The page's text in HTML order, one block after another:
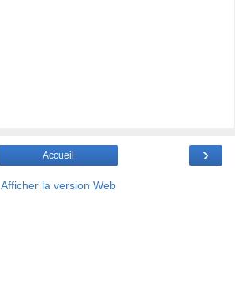
›
Accueil
Afficher la version Web